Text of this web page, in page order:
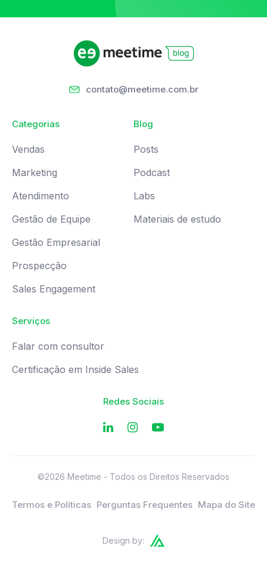
contato@meetime.com.br
Categorias
Vendas
Marketing
Atendimento
Gestão de Equipe
Gestão Empresarial
Prospecção
Sales Engagement
Blog
Posts
Podcast
Labs
Materiais de estudo
Serviços
Falar com consultor
Certificação em Inside Sales
Redes Sociais
©2026 Meetime - Todos os Direitos Reservados
Termos e Políticas Perguntas Frequentes Mapa do Site
Design by: